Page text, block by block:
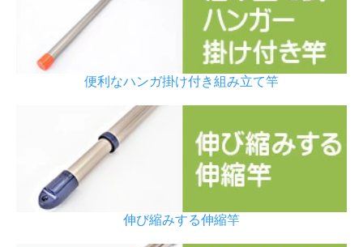
便利なハンガ掛け付き組み立て竿
伸び縮みする伸縮竿